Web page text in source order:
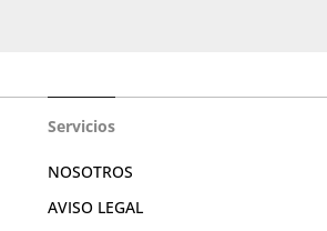
Servicios
NOSOTROS
AVISO LEGAL